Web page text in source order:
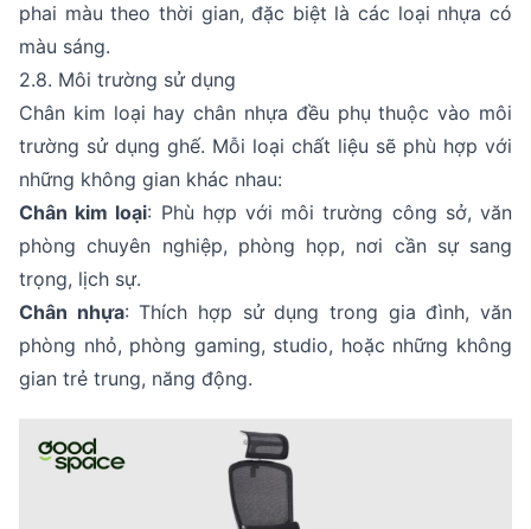
phai màu theo thời gian, đặc biệt là các loại nhựa có
màu sáng.
2.8. Môi trường sử dụng
Chân kim loại hay chân nhựa đều phụ thuộc vào môi
trường sử dụng ghế. Mỗi loại chất liệu sẽ phù hợp với
những không gian khác nhau:
Chân kim loại: Phù hợp với môi trường công sở, văn
phòng chuyên nghiệp, phòng họp, nơi cần sự sang
trọng, lịch sự.
Chân nhựa: Thích hợp sử dụng trong gia đình, văn
phòng nhỏ, phòng gaming, studio, hoặc những không
gian trẻ trung, năng động.